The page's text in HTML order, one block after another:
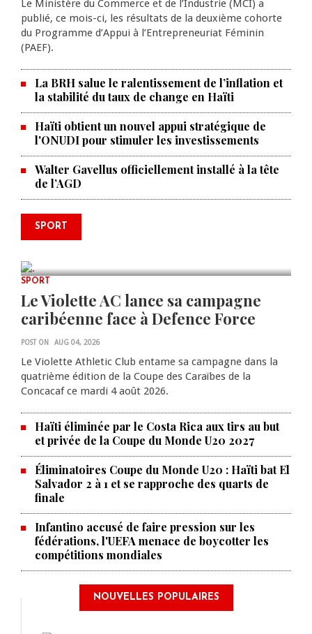
Le Ministère du Commerce et de l’Industrie (MCI) a
publié, ce mois-ci, les résultats de la deuxième cohorte
du Programme d’Appui à l’Entrepreneuriat Féminin
(PAEF).
La BRH salue le ralentissement de l’inflation et
la stabilité du taux de change en Haïti
Haïti obtient un nouvel appui stratégique de
l'ONUDI pour stimuler les investissements
Walter Gavellus officiellement installé à la tête
de l’AGD
SPORT
0 COMMENTS
Le père de la légende argentine
Lionel Messi est décédé à 68 ans
SPORT
Le Violette AC lance sa campagne
caribéenne face à Defence Force
POST ON AUG 04, 2026
Le Violette Athletic Club entame sa campagne dans la
quatrième édition de la Coupe des Caraïbes de la
Concacaf ce mardi 4 août 2026.
Haïti éliminée par le Costa Rica aux tirs au but
et privée de la Coupe du Monde U20 2027
Éliminatoires Coupe du Monde U20 : Haïti bat El
Salvador 2 à 1 et se rapproche des quarts de
finale
Infantino accusé de faire pression sur les
fédérations, l'UEFA menace de boycotter les
compétitions mondiales
NOUVELLES POPULAIRES